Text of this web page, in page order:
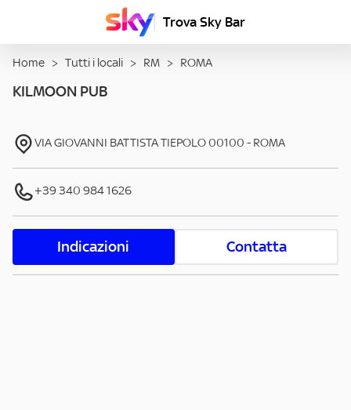
Trova Sky Bar
Home > Tutti i locali > RM > ROMA
KILMOON PUB
VIA GIOVANNI BATTISTA TIEPOLO 00100 - ROMA
+39 340 984 1626
Indicazioni Contatta